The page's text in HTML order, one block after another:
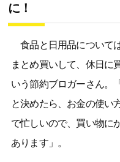
に！
食品と日用品について
まとめ買いして、休日に
いう節約ブロガーさん。
と決めたら、お金の使い
で忙しいので、買い物に
あります」。